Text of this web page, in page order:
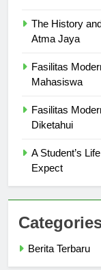
The History
Fasilitas
Fasilitas
A Student’s
Categories